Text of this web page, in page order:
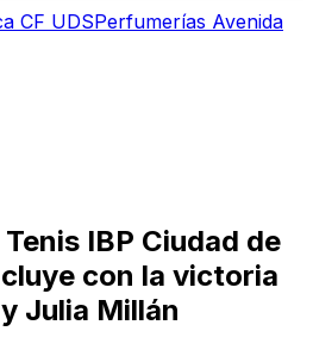
CF UDSPerfumerías Avenida
IBP Ciudad de
con la victoria
Julia Millán